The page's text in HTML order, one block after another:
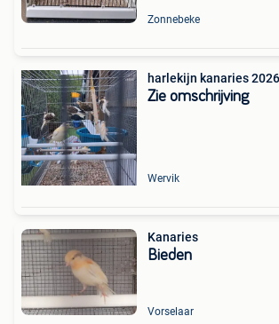
Zonnebeke
harlekijn kanaries 2026
Zie omschrijving
Wervik
Kanaries
Bieden
Vorselaar